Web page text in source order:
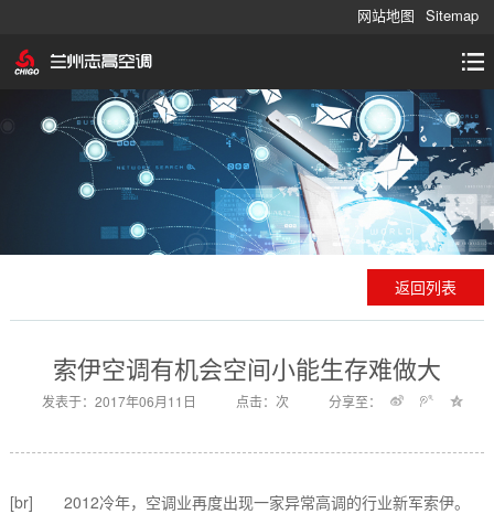
网站地图 Sitemap
返回列表
索伊空调有机会空间小能生存难做大
发表于：2017年06月11日 点击：次 分享至：
[br] 2012冷年，空调业再度出现一家异常高调的行业新军索伊。